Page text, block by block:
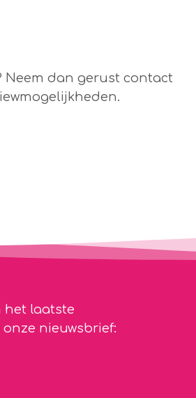
Neem dan gerust contact
het laatste
nieuwsbrief: